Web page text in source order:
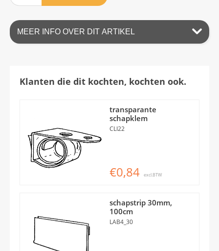
MEER INFO OVER DIT ARTIKEL
Klanten die dit kochten, kochten ook.
transparante
schapklem
CLI22
€0,84 excl.BTW
schapstrip 30mm,
100cm
LAB4_30